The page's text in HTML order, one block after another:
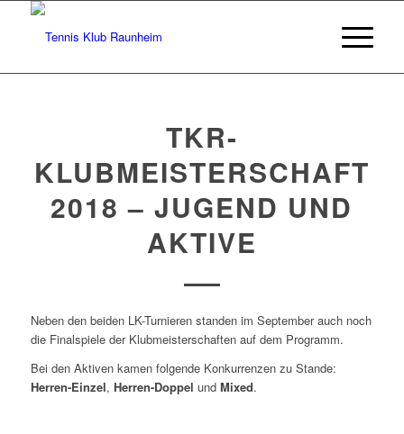
TKR-
KLUBMEISTERSCHAFT
2018 – JUGEND UND
AKTIVE
Neben den beiden LK-Turnieren standen im September auch noch
die Finalspiele der Klubmeisterschaften auf dem Programm.
Bei den Aktiven kamen folgende Konkurrenzen zu Stande:
Herren-Einzel, Herren-Doppel und Mixed.